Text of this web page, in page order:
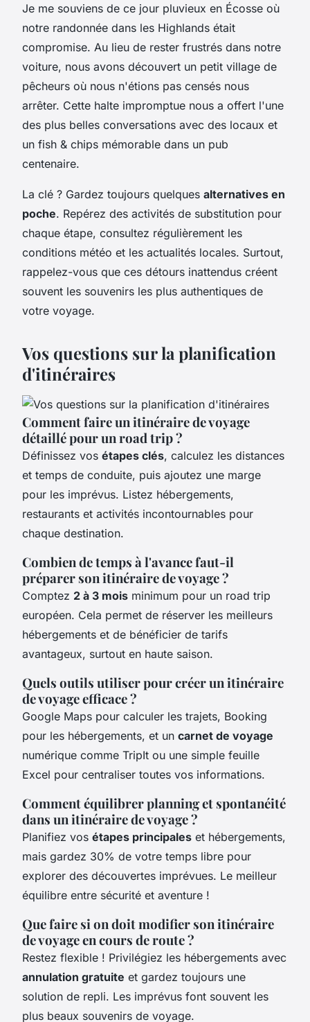
Je me souviens de ce jour pluvieux en Écosse où
notre randonnée dans les Highlands était
compromise. Au lieu de rester frustrés dans notre
voiture, nous avons découvert un petit village de
pêcheurs où nous n'étions pas censés nous
arrêter. Cette halte impromptue nous a offert l'une
des plus belles conversations avec des locaux et
un fish & chips mémorable dans un pub
centenaire.
La clé ? Gardez toujours quelques alternatives en
poche. Repérez des activités de substitution pour
chaque étape, consultez régulièrement les
conditions météo et les actualités locales. Surtout,
rappelez-vous que ces détours inattendus créent
souvent les souvenirs les plus authentiques de
votre voyage.
Vos questions sur la planification
d'itinéraires
Comment faire un itinéraire de voyage
détaillé pour un road trip ?
Définissez vos étapes clés, calculez les distances
et temps de conduite, puis ajoutez une marge
pour les imprévus. Listez hébergements,
restaurants et activités incontournables pour
chaque destination.
Combien de temps à l'avance faut-il
préparer son itinéraire de voyage ?
Comptez 2 à 3 mois minimum pour un road trip
européen. Cela permet de réserver les meilleurs
hébergements et de bénéficier de tarifs
avantageux, surtout en haute saison.
Quels outils utiliser pour créer un itinéraire
de voyage efficace ?
Google Maps pour calculer les trajets, Booking
pour les hébergements, et un carnet de voyage
numérique comme TripIt ou une simple feuille
Excel pour centraliser toutes vos informations.
Comment équilibrer planning et spontanéité
dans un itinéraire de voyage ?
Planifiez vos étapes principales et hébergements,
mais gardez 30% de votre temps libre pour
explorer des découvertes imprévues. Le meilleur
équilibre entre sécurité et aventure !
Que faire si on doit modifier son itinéraire
de voyage en cours de route ?
Restez flexible ! Privilégiez les hébergements avec
annulation gratuite et gardez toujours une
solution de repli. Les imprévus font souvent les
plus beaux souvenirs de voyage.